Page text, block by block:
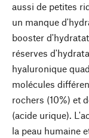
aussi de petites
un manque
booster
réserves
hyaluronique
molécules
rochers (10%) et
(acide urique).
la peau humaine